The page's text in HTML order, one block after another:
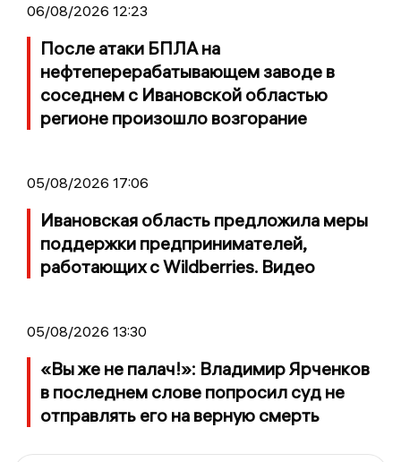
06/08/2026 12:23
После атаки БПЛА на
нефтеперерабатывающем заводе в
соседнем с Ивановской областью
регионе произошло возгорание
05/08/2026 17:06
Ивановская область предложила меры
поддержки предпринимателей,
работающих с Wildberries. Видео
05/08/2026 13:30
«Вы же не палач!»: Владимир Ярченков
в последнем слове попросил суд не
отправлять его на верную смерть